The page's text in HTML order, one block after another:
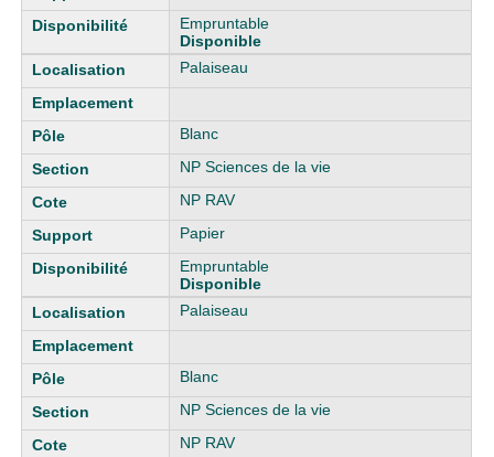
Empruntable
Disponible
Palaiseau
Blanc
NP Sciences de la vie
NP RAV
Papier
Empruntable
Disponible
Palaiseau
Blanc
NP Sciences de la vie
NP RAV